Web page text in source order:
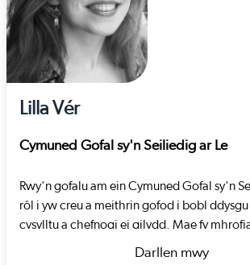
phlant ac yn datblygu eu strategaeth
Lilla Vér
Cymuned Gofal sy'n Seiliedig ar Le
Rwy'n gofalu am ein Cymuned Gofal sy'n
rôl i yw creu a meithrin gofod i bobl
cysylltu a chefnogi ei gilydd. Mae fy
Darllen mwy